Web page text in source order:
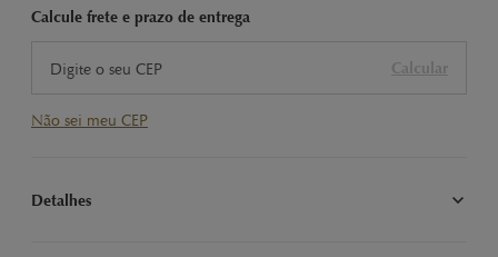
Calcule frete e prazo de entrega
Calcular
Não sei meu CEP
Detalhes